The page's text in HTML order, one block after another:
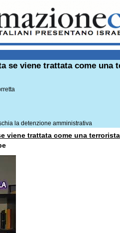
se viene trattata come una
la detenzione amministrativa
viene trattata come una terrorista